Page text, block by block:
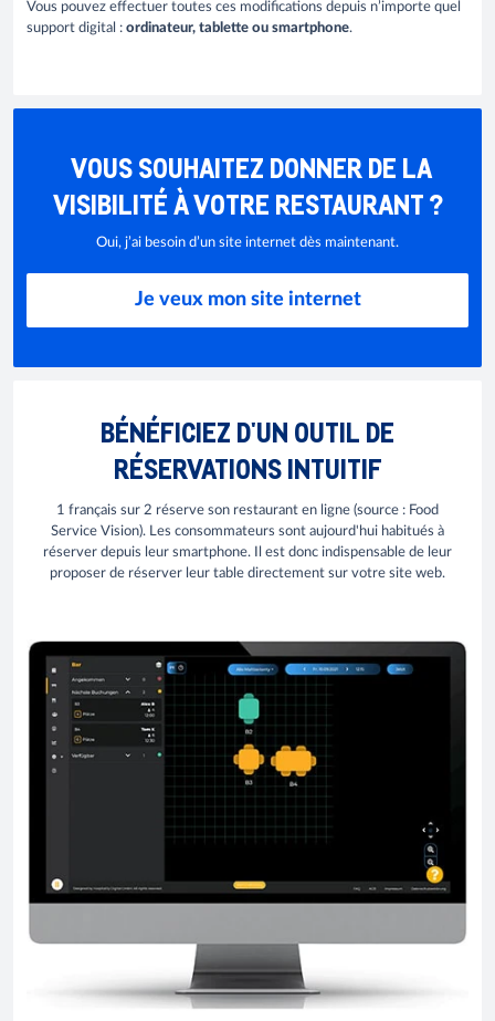
Vous pouvez effectuer toutes ces modifications depuis n’importe quel
support digital : ordinateur, tablette ou smartphone.
VOUS SOUHAITEZ DONNER DE LA
VISIBILITÉ À VOTRE RESTAURANT ?
Oui, j’ai besoin d’un site internet dès maintenant.
Je veux mon site internet
BÉNÉFICIEZ D'UN OUTIL DE
RÉSERVATIONS INTUITIF
1 français sur 2 réserve son restaurant en ligne (source : Food
Service Vision). Les consommateurs sont aujourd'hui habitués à
réserver depuis leur smartphone. Il est donc indispensable de leur
proposer de réserver leur table directement sur votre site web.